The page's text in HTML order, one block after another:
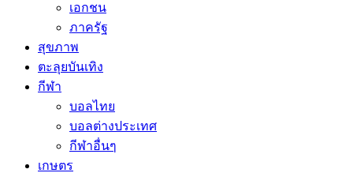
เอกชน
ภาครัฐ
สุขภาพ
ตะลุยบันเทิง
กีฬา
บอลไทย
บอลต่างประเทศ
กีฬาอื่นๆ
เกษตร